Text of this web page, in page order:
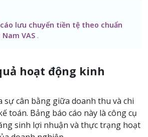
lưu chuyển tiền tệ theo chuẩn
VAS .
hoạt động kinh
sự cân bằng giữa doanh thu và chi
toán. Bảng báo cáo này là công cụ
sinh lợi nhuận và thực trạng hoạt